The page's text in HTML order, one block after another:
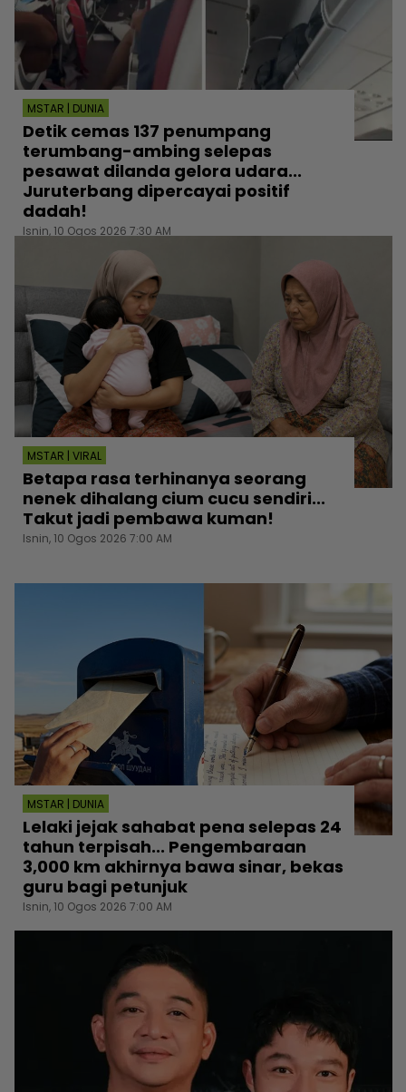
MSTAR | DUNIA
Detik cemas 137 penumpang
terumbang-ambing selepas
pesawat dilanda gelora udara...
Juruterbang dipercayai positif
dadah!
Isnin, 10 Ogos 2026 7:30 AM
MSTAR | VIRAL
Betapa rasa terhinanya seorang
nenek dihalang cium cucu sendiri...
Takut jadi pembawa kuman!
Isnin, 10 Ogos 2026 7:00 AM
MSTAR | DUNIA
Lelaki jejak sahabat pena selepas 24
tahun terpisah... Pengembaraan
3,000 km akhirnya bawa sinar, bekas
guru bagi petunjuk
Isnin, 10 Ogos 2026 7:00 AM